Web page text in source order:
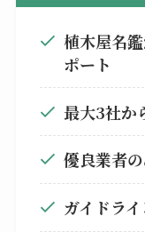
植木屋名
ポート
最大3社か
優良業者
ガイドラ